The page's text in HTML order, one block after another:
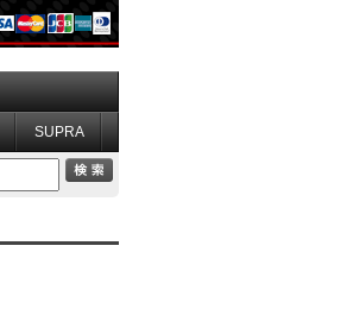
SUPRA